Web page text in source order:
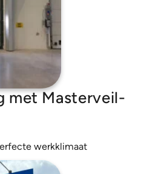
met Masterveil-
werkklimaat